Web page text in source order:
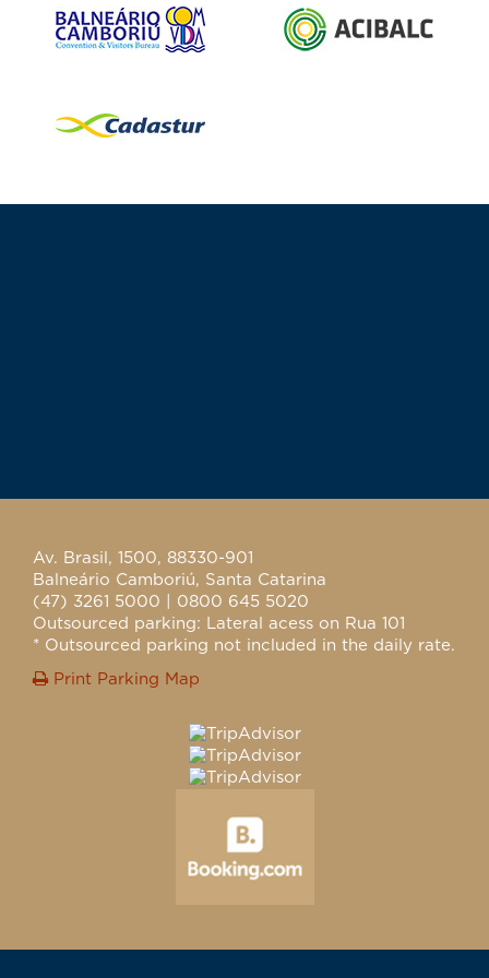
Av. Brasil, 1500, 88330-901
Balneário Camboriú, Santa Catarina
(47) 3261 5000 | 0800 645 5020
Outsourced parking: Lateral acess on Rua 101
* Outsourced parking not included in the daily rate.
Print Parking Map